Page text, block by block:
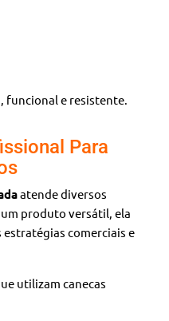
e resistente.
Para
atende diversos
produto versátil, ela
comerciais e
utilizam canecas